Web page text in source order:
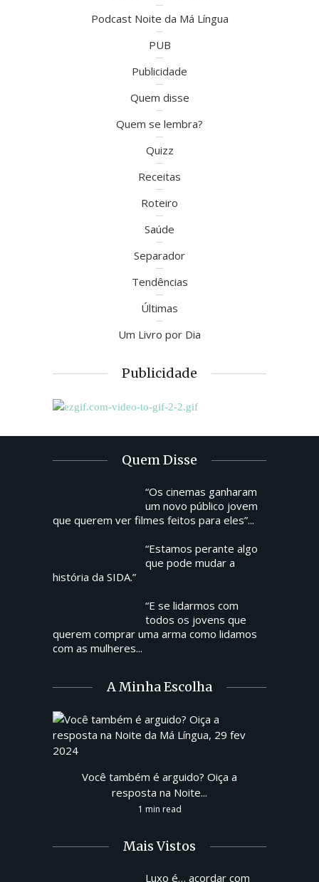
Podcast Noite da Má Língua
PUB
Publicidade
Quem disse
Quem se lembra?
Quizz
Receitas
Roteiro
Saúde
Separador
Tendências
Últimas
Um Livro por Dia
Publicidade
Quem Disse
“Os cinemas ganharam
um novo público jovem
que querem ver filmes feitos para eles”...
“Estamos perante algo
que pode mudar a
história da SIDA.”
“E se lidarmos com
todos os jovens que
querem comprar uma arma como lidamos
com as mulheres...
A Minha Escolha
Você também é arguido? Oiça a
resposta na Noite...
1 min read
Mais Vistos
Luxo é… acordar com